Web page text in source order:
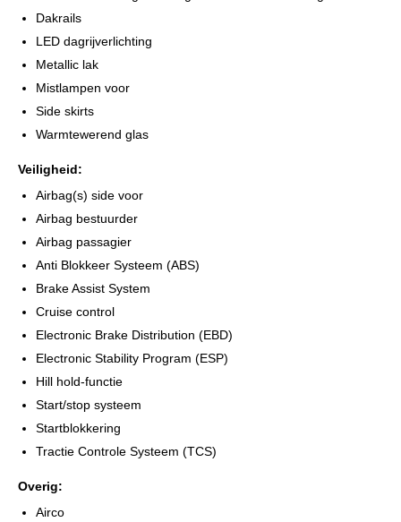
Dakrails
LED dagrijverlichting
Metallic lak
Mistlampen voor
Side skirts
Warmtewerend glas
Veiligheid:
Airbag(s) side voor
Airbag bestuurder
Airbag passagier
Anti Blokkeer Systeem (ABS)
Brake Assist System
Cruise control
Electronic Brake Distribution (EBD)
Electronic Stability Program (ESP)
Hill hold-functie
Start/stop systeem
Startblokkering
Tractie Controle Systeem (TCS)
Overig:
Airco